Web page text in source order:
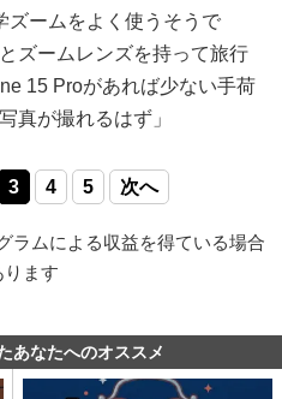
ズームをよく使うそうで
ズームレンズを持って旅行
15 Proがあれば少ない手荷
真が撮れるはず」
3 4 5 次へ
ラムによる収益を得ている場合
ります
あなたへのオススメ